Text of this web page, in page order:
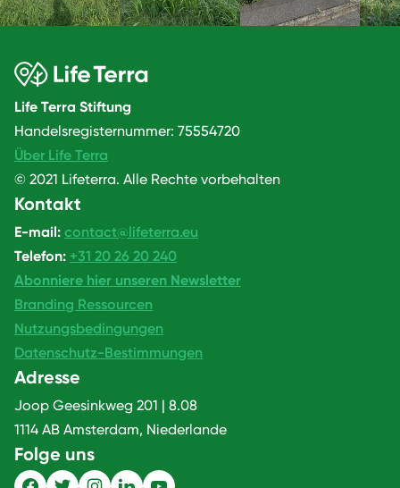
Life Terra Stiftung
Handelsregisternummer: 75554720
Über Life Terra
© 2021 Lifeterra. Alle Rechte vorbehalten
Kontakt
E-mail: contact@lifeterra.eu
Telefon: +31 20 26 20 240
Abonniere hier unseren Newsletter
Branding Ressourcen
Nutzungsbedingungen
Datenschutz-Bestimmungen
Adresse
Joop Geesinkweg 201 | 8.08
1114 AB Amsterdam, Niederlande
Folge uns